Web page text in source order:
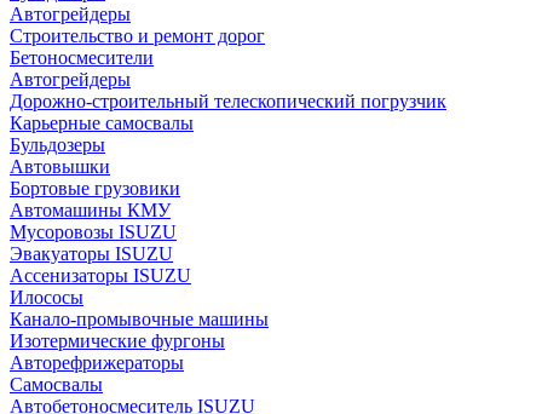
Автогрейдеры
Строительство и ремонт дорог
Бетоносмесители
Автогрейдеры
Дорожно-строительный телескопический погрузчик
Карьерные самосвалы
Бульдозеры
Автовышки
Бортовые грузовики
Автомашины КМУ
Мусоровозы ISUZU
Эвакуаторы ISUZU
Ассенизаторы ISUZU
Илососы
Канало-промывочные машины
Изотермические фургоны
Авторефрижераторы
Самосвалы
Автобетоносмеситель ISUZU